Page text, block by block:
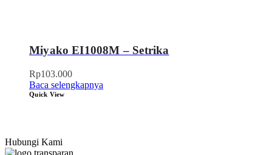
Miyako EI1008M – Setrika
Rp103.000
Baca selengkapnya
Quick View
Hubungi Kami